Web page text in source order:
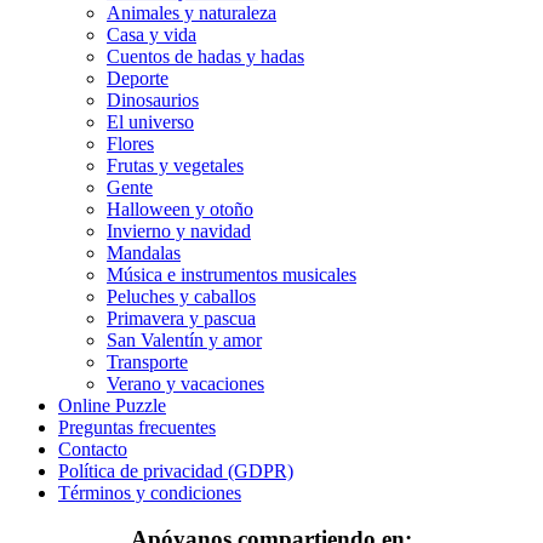
Invierno y navidad
Música e instrumentos musicales
Peluches y caballos
Primavera y pascua
San Valentín y amor
Verano y vacaciones
Libros para colorear para niños
Sin categorizar
Animales y naturaleza
Casa y vida
Cuentos de hadas y hadas
Deporte
Dinosaurios
El universo
Flores
Frutas y vegetales
Gente
Halloween y otoño
Invierno y navidad
Mandalas
Música e instrumentos musicales
Peluches y caballos
Primavera y pascua
San Valentín y amor
Transporte
Verano y vacaciones
Online Puzzle
Preguntas frecuentes
Contacto
Política de privacidad (GDPR)
Términos y condiciones